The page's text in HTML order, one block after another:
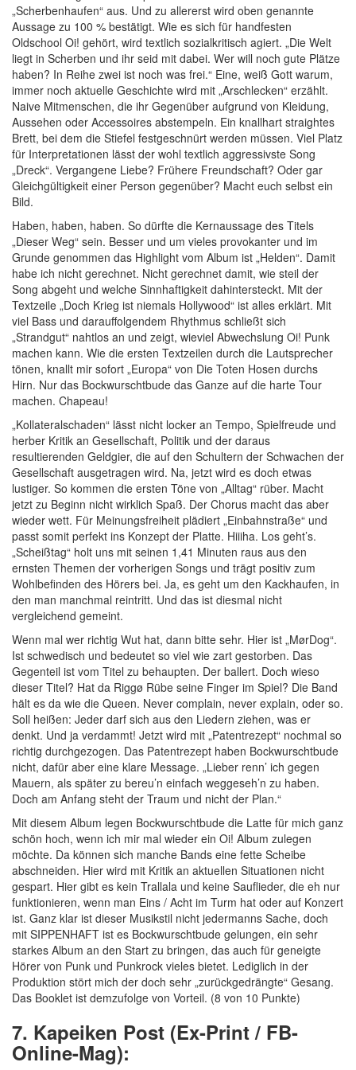
„Scherbenhaufen“ aus. Und zu allererst wird oben genannte
Aussage zu 100 % bestätigt. Wie es sich für handfesten
Oldschool Oi! gehört, wird textlich sozialkritisch agiert. „Die Welt
liegt in Scherben und ihr seid mit dabei. Wer will noch gute Plätze
haben? In Reihe zwei ist noch was frei.“ Eine, weiß Gott warum,
immer noch aktuelle Geschichte wird mit „Arschlecken“ erzählt.
Naive Mitmenschen, die ihr Gegenüber aufgrund von Kleidung,
Aussehen oder Accessoires abstempeln. Ein knallhart straightes
Brett, bei dem die Stiefel festgeschnürt werden müssen. Viel Platz
für Interpretationen lässt der wohl textlich aggressivste Song
„Dreck“. Vergangene Liebe? Frühere Freundschaft? Oder gar
Gleichgültigkeit einer Person gegenüber? Macht euch selbst ein
Bild.
Haben, haben, haben. So dürfte die Kernaussage des Titels
„Dieser Weg“ sein. Besser und um vieles provokanter und im
Grunde genommen das Highlight vom Album ist „Helden“. Damit
habe ich nicht gerechnet. Nicht gerechnet damit, wie steil der
Song abgeht und welche Sinnhaftigkeit dahintersteckt. Mit der
Textzeile „Doch Krieg ist niemals Hollywood“ ist alles erklärt. Mit
viel Bass und darauffolgendem Rhythmus schließt sich
„Strandgut“ nahtlos an und zeigt, wieviel Abwechslung Oi! Punk
machen kann. Wie die ersten Textzeilen durch die Lautsprecher
tönen, knallt mir sofort „Europa“ von Die Toten Hosen durchs
Hirn. Nur das Bockwurschtbude das Ganze auf die harte Tour
machen. Chapeau!
„Kollateralschaden“ lässt nicht locker an Tempo, Spielfreude und
herber Kritik an Gesellschaft, Politik und der daraus
resultierenden Geldgier, die auf den Schultern der Schwachen der
Gesellschaft ausgetragen wird. Na, jetzt wird es doch etwas
lustiger. So kommen die ersten Töne von „Alltag“ rüber. Macht
jetzt zu Beginn nicht wirklich Spaß. Der Chorus macht das aber
wieder wett. Für Meinungsfreiheit plädiert „Einbahnstraße“ und
passt somit perfekt ins Konzept der Platte. Hiiiha. Los geht’s.
„Scheißtag“ holt uns mit seinen 1,41 Minuten raus aus den
ernsten Themen der vorherigen Songs und trägt positiv zum
Wohlbefinden des Hörers bei. Ja, es geht um den Kackhaufen, in
den man manchmal reintritt. Und das ist diesmal nicht
vergleichend gemeint.
Wenn mal wer richtig Wut hat, dann bitte sehr. Hier ist „MørDog“.
Ist schwedisch und bedeutet so viel wie zart gestorben. Das
Gegenteil ist vom Titel zu behaupten. Der ballert. Doch wieso
dieser Titel? Hat da Riggø Rübe seine Finger im Spiel? Die Band
hält es da wie die Queen. Never complain, never explain, oder so.
Soll heißen: Jeder darf sich aus den Liedern ziehen, was er
denkt. Und ja verdammt! Jetzt wird mit „Patentrezept“ nochmal so
richtig durchgezogen. Das Patentrezept haben Bockwurschtbude
nicht, dafür aber eine klare Message. „Lieber renn’ ich gegen
Mauern, als später zu bereu’n einfach weggeseh’n zu haben.
Doch am Anfang steht der Traum und nicht der Plan.“
Mit diesem Album legen Bockwurschtbude die Latte für mich ganz
schön hoch, wenn ich mir mal wieder ein Oi! Album zulegen
möchte. Da können sich manche Bands eine fette Scheibe
abschneiden. Hier wird mit Kritik an aktuellen Situationen nicht
gespart. Hier gibt es kein Trallala und keine Sauflieder, die eh nur
funktionieren, wenn man Eins / Acht im Turm hat oder auf Konzert
ist. Ganz klar ist dieser Musikstil nicht jedermanns Sache, doch
mit SIPPENHAFT ist es Bockwurschtbude gelungen, ein sehr
starkes Album an den Start zu bringen, das auch für geneigte
Hörer von Punk und Punkrock vieles bietet. Lediglich in der
Produktion stört mich der doch sehr „zurückgedrängte“ Gesang.
Das Booklet ist demzufolge von Vorteil. (8 von 10 Punkte)
7. Kapeiken Post (Ex-Print / FB-
Online-Mag):